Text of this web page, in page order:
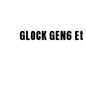
GLOCK GEN6